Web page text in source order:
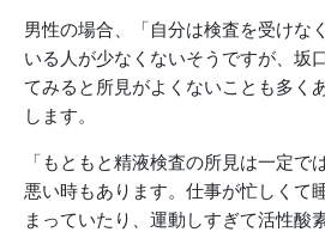
男性の場合、「自分は検査を受けな
いる人が少なくないそうですが、坂
てみると所見がよくないことも多く
します。
「もともと精液検査の所見は一定で
悪い時もあります。仕事が忙しくて
まっていたり、運動しすぎて活性酸